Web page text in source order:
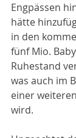
Engpässen
hätte
in den
fünf Mio.
Ruhestand
was auch im
einer
wird.